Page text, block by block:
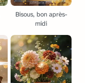
Bisous, bon après-
midi